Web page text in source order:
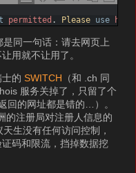
permitted . Please use
同一句话：请去网页上
用就不让用了。
士的SWITCH （和 .ch 同
服务关掉了，只留了个
回的网址都是错的…）。
的注册局对注册人信息的
生没有任何访问控制，
码和限流，挡掉数据挖